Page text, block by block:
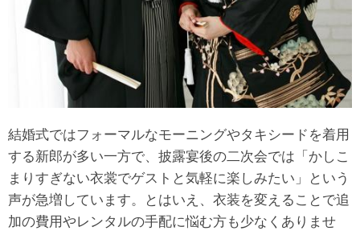
結婚式ではフォーマルなモーニングやタキシードを着用
する新郎が多い一方で、披露宴後の二次会では「かしこ
まりすぎない衣裳でゲストと気軽に楽しみたい」という
声が急増しています。とはいえ、衣装を変えることで追
加の費用やレンタルの手配に悩む方も少なくありませ